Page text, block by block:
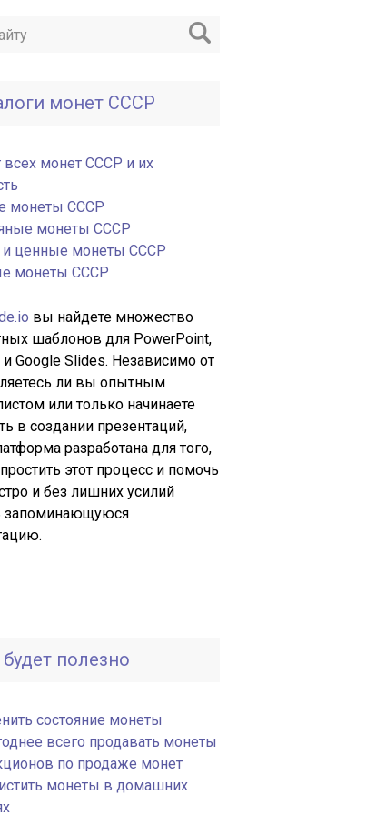
монет СССР
всех монет СССР и их
монеты СССР
монеты СССР
и ценные монеты СССР
монеты СССР
вы найдете множество
шаблонов для PowerPoint,
и Google Slides. Независимо от
ли вы опытным
или только начинаете
в создании презентаций,
разработана для того,
этот процесс и помочь
и без лишних усилий
запоминающуюся
полезно
состояние монеты
всего продавать монеты
по продаже монет
монеты в домашних